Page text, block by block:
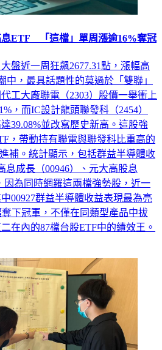
盤近一周狂飆2677.31點，漲幅高
中，最具話題性的莫過於「雙聯」
工大廠聯電（2303）股價一舉衝上
，而IC設計龍頭聯發科（2454）
39.08%並改寫歷史新高。這股強
，帶動持有聯電與聯發科比重高的
補。統計顯示，包括群益半導體收
息成長（00946）、元大高股息
因為同時網羅這兩檔強勢股，近一
00927群益半導體收益表現最為亮
下冠軍，不僅在同類型產品中拔